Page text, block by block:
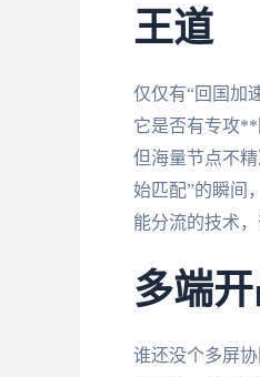
王道
仅仅有“回国加
它是否有专攻
但海量节点不
始匹配”的瞬间
能分流的技术
多端
谁还没个多屏